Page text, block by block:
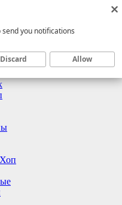
send you notifications
Discard Allow